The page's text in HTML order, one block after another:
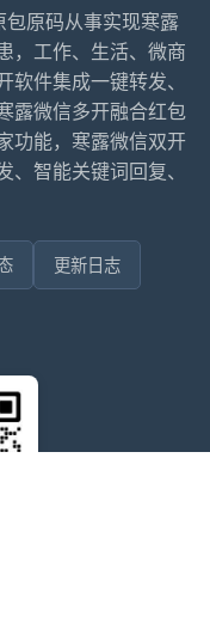
包原码从事实现寒露
，工作、生活、微商
件集成一键转发、
露微信多开融合红包
功能，寒露微信双开
智能关键词回复、
更新日志